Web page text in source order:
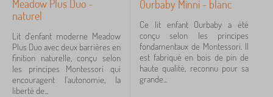
Meadow Plus Duo -
naturel
Lit d'enfant moderne Meadow
Plus Duo avec deux barrières en
finition naturelle, conçu selon
les principes Montessori qui
encouragent l'autonomie, la
liberté de...
Ourbaby Minni - blanc
Ce lit enfant Ourbaby a été
conçu selon les principes
fondamentaux de Montessori. Il
est fabriqué en bois de pin de
haute qualité, reconnu pour sa
grande...